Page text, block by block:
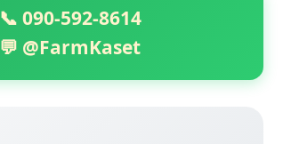
📞 090-592-8614
💬 @FarmKaset